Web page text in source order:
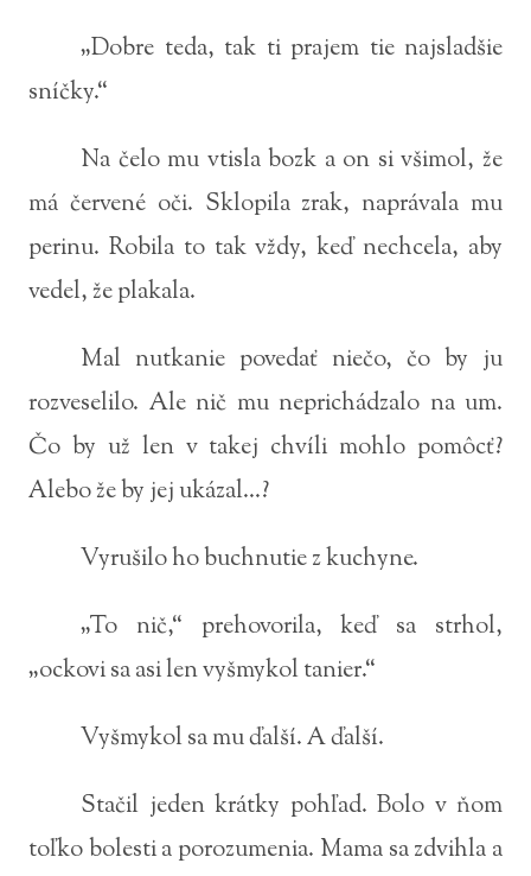
„Dobre teda, tak ti prajem tie najsladšie
sníčky.“
Na čelo mu vtisla bozk a on si všimol, že
má červené oči. Sklopila zrak, naprávala mu
perinu. Robila to tak vždy, keď nechcela, aby
vedel, že plakala.
Mal nutkanie povedať niečo, čo by ju
rozveselilo. Ale nič mu neprichádzalo na um.
Čo by už len v takej chvíli mohlo pomôcť?
Alebo že by jej ukázal...?
Vyrušilo ho buchnutie z kuchyne.
„To nič,“ prehovorila, keď sa strhol,
„ockovi sa asi len vyšmykol tanier.“
Vyšmykol sa mu ďalší. A ďalší.
Stačil jeden krátky pohľad. Bolo v ňom
toľko bolesti a porozumenia. Mama sa zdvihla a